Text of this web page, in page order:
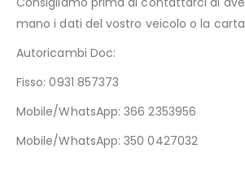
mano i dati del vostro veicolo o la
Autoricambi Doc:
Fisso: 0931 857373
Mobile/WhatsApp: 366 2353956
Mobile/WhatsApp: 350 0427032